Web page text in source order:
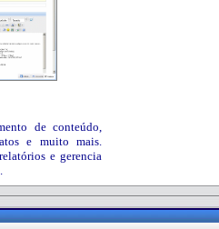
de conteúdo,
e muito mais.
e gerencia